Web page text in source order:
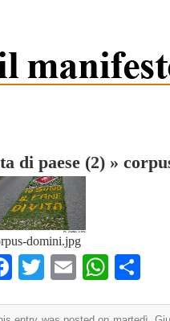
di paese (2) »
domini.jpg
Facebook
TwitterEmail